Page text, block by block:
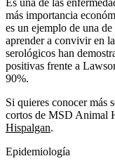
más importancia
es un ejemplo de una
aprender a convivir en
serológicos han
positivas frente a
90%.
Si quieres conocer más
cortos de MSD Animal
Hispalgan.
Epidemiología